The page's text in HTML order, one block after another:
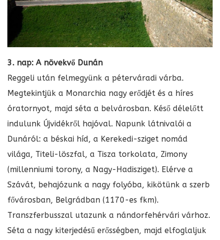
3. nap: A növekvő Dunán
Reggeli után felmegyünk a péterváradi várba.
Megtekintjük a Monarchia nagy erődjét és a híres
óratornyot, majd séta a belvárosban. Késő délelőtt
indulunk Újvidékről hajóval. Napunk látnivalói a
Dunáról: a béskai híd, a Kerekedi-sziget nomád
világa, Titeli-löszfal, a Tisza torkolata, Zimony
(millenniumi torony, a Nagy-Hadisziget). Elérve a
Szávát, behajózunk a nagy folyóba, kikötünk a szerb
fővárosban, Belgrádban (1170-es fkm).
Transzferbusszal utazunk a nándorfehérvári várhoz.
Séta a nagy kiterjedésű erősségben, majd elfoglaljuk